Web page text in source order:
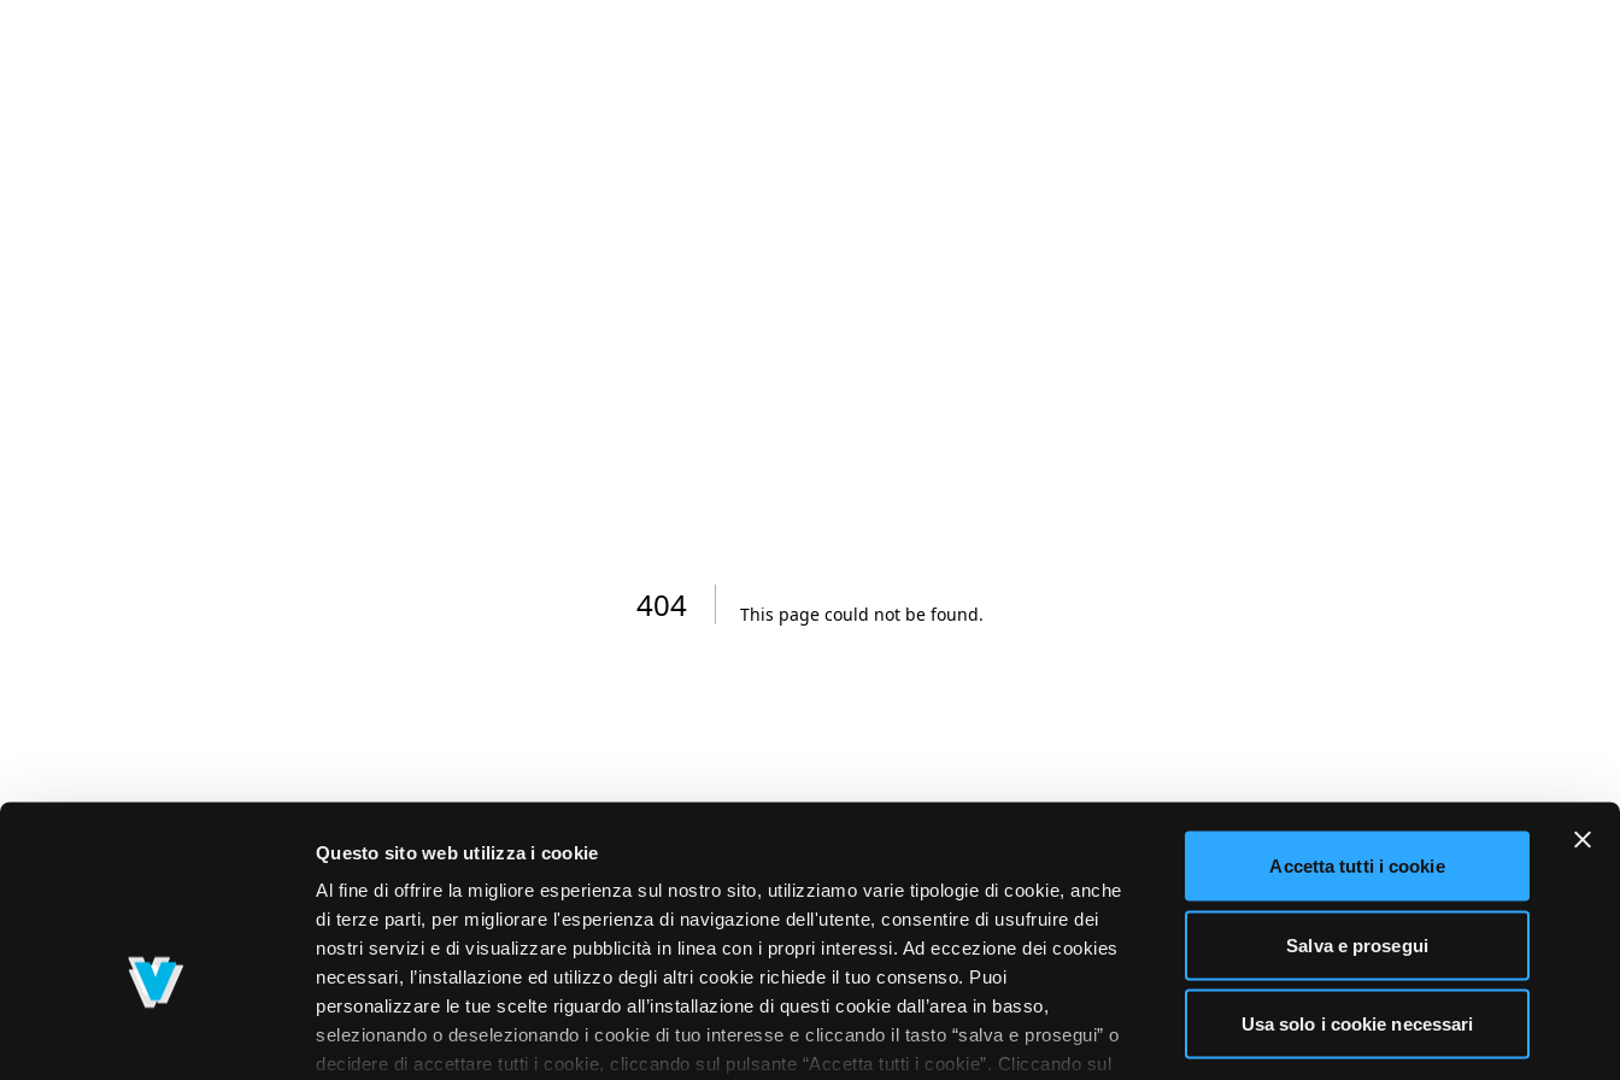
Questo sito web utilizza i cookie
Al fine di offrire la migliore esperienza sul nostro sito, utilizziamo varie tipologie di cookie, anche
di terze parti, per migliorare l'esperienza di navigazione dell'utente, consentire di usufruire dei
nostri servizi e di visualizzare pubblicità in linea con i propri interessi. Ad eccezione dei cookies
necessari, l’installazione ed utilizzo degli altri cookie richiede il tuo consenso. Puoi
personalizzare le tue scelte riguardo all’installazione di questi cookie dall’area in basso,
selezionando o deselezionando i cookie di tuo interesse e cliccando il tasto “salva e prosegui” o
decidere di accettare tutti i cookie, cliccando sul pulsante “Accetta tutti i cookie”. Cliccando sul
Accetta tutti i cookie
Salva e prosegui
Usa solo i cookie necessari
404 This page could not be found.